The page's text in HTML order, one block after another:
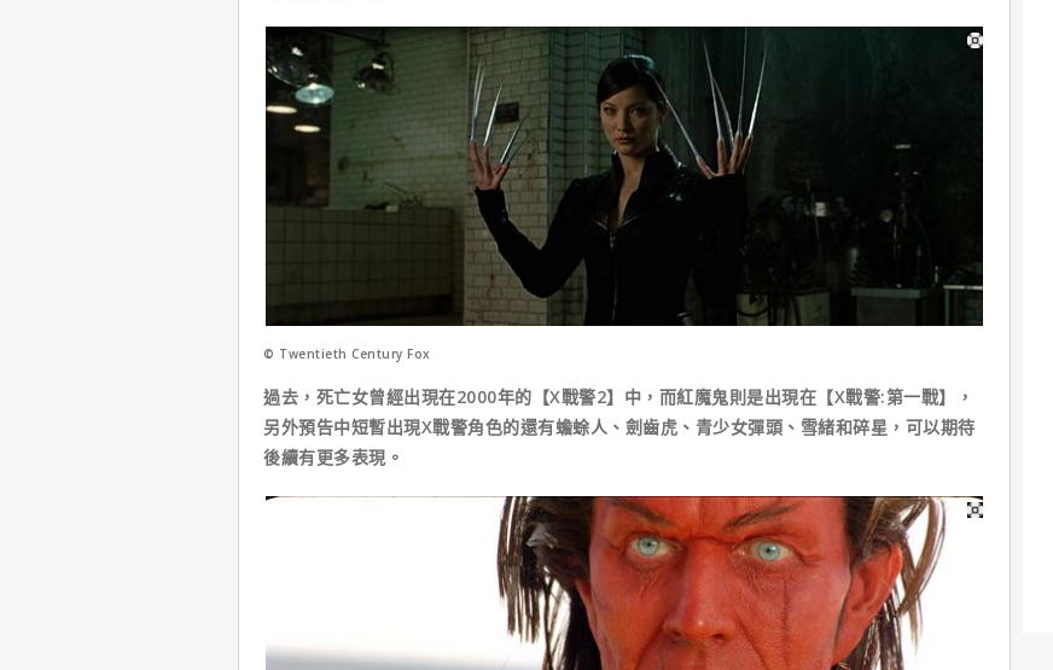
© Twentieth Century Fox
過去，死亡女曾經出現在2000年的【X戰警2】中，而紅魔鬼則是出現在【X戰警:第一戰】，
另外預告中短暫出現X戰警角色的還有蟾蜍人、劍齒虎、青少女彈頭、雪緒和碎星，可以期待
後續有更多表現。